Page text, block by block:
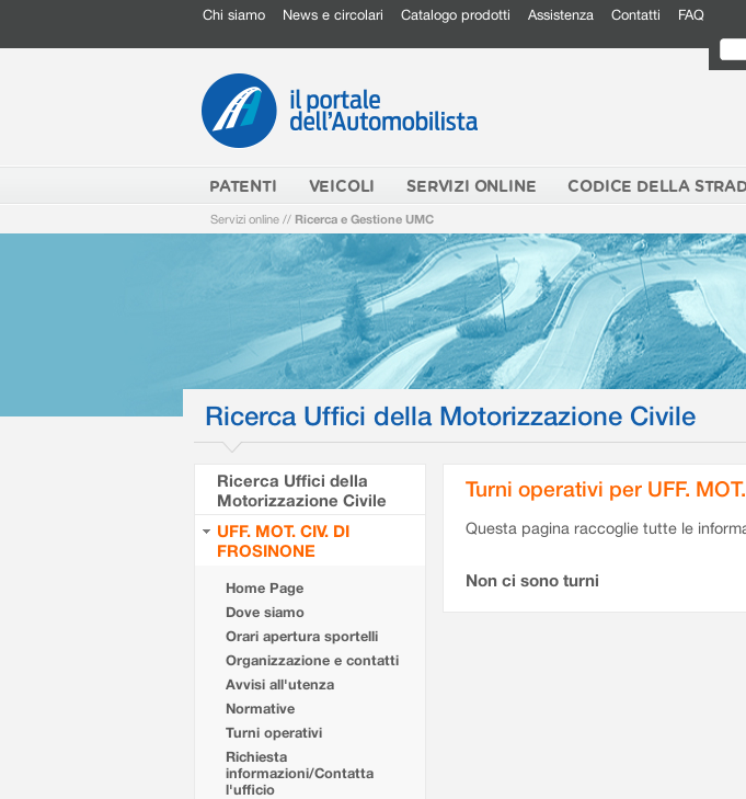
Chi siamo News e circolari Catalogo prodotti Assistenza Contatti FAQ
PATENTI VEICOLI SERVIZI ONLINE CODICE DELLA
Servizi online // Ricerca e Gestione UMC
Ricerca Uffici della Motorizzazione Civile
Ricerca Uffici della
Motorizzazione Civile
UFF. MOT. CIV. DI
FROSINONE
Home Page
Dove siamo
Orari apertura sportelli
Organizzazione e contatti
Avvisi all'utenza
Normative
Turni operativi
Richiesta
informazioni/Contatta
l'ufficio
Turni operativi per UFF.
Questa pagina raccoglie tutte le
Non ci sono turni